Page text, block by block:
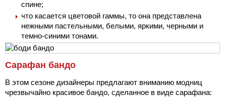
спине;
что касается цветовой гаммы, то она представлена
нежными пастельными, белыми, яркими, черными и
темно-синими тонами.
Сарафан бандо
В этом сезоне дизайнеры предлагают вниманию модниц
чрезвычайно красивое бандо, сделанное в виде сарафана: